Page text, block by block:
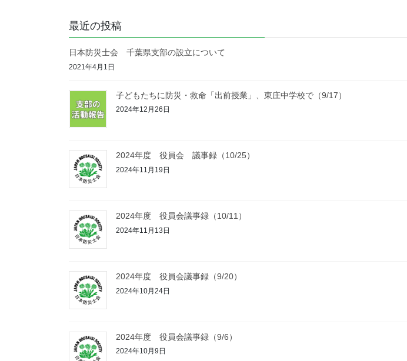
最近の投稿
日本防災士会 千葉県支部の設立について
2021年4月1日
子どもたちに防災・救命「出前授業」、東庄中学校で（9/17）
2024年12月26日
2024年度 役員会 議事録（10/25）
2024年11月19日
2024年度 役員会議事録（10/11）
2024年11月13日
2024年度 役員会議事録（9/20）
2024年10月24日
2024年度 役員会議事録（9/6）
2024年10月9日